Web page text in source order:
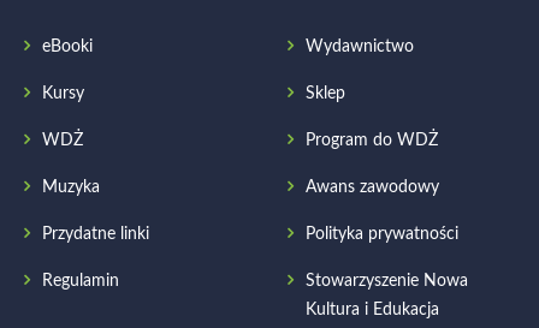
eBooki Wydawnictwo
Kursy Sklep
WDŻ Program do WDŻ
Muzyka Awans zawodowy
Przydatne linki Polityka prywatności
Regulamin
Stowarzyszenie Nowa
Kultura i Edukacja